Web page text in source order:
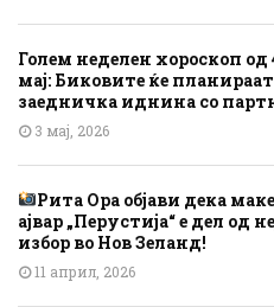
Голем неделен хороскоп од
мај: Биковите ќе планираат
заедничка иднина со
3 мај, 2026
Рита Ора објави дека
ајвар „Перустија“ е дел од
избор во Нов Зеланд!
11 април, 2026